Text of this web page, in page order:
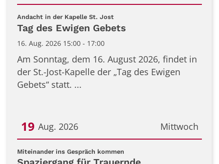
Datum: 16. August 2026
Andacht in der Kapelle St. Jost:
Tag des Ewigen Gebets
16. Aug. 2026 15:00 - 17:00
Am Sonntag, dem 16. August 2026, findet in
der St.-Jost-Kapelle der „Tag des Ewigen
Gebets“ statt. ...
Mittwoch
19 Aug. 2026
Datum: 19. August 2026
Miteinander ins Gespräch kommen